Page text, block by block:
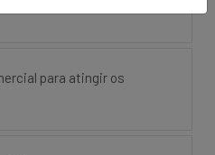
para atingir os